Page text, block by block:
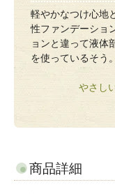
軽やかなつけ心地
性ファンデーショ
ョンと違って液体
を使っているそう
やさし
商品詳細